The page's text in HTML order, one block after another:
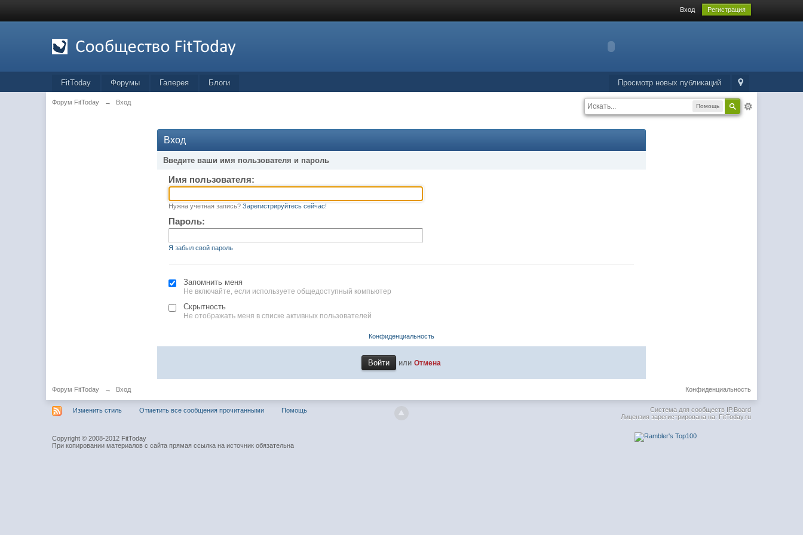
Вход Регистрация
Просмотр новых публикаций
FitToday Форумы Галерея Блоги
Форум FitToday → Вход
Помощь
Вход
Введите ваши имя пользователя и пароль
Имя пользователя:
Нужна учетная запись? Зарегистрируйтесь сейчас!
Пароль:
Я забыл свой пароль
Запомнить меня
Не включайте, если используете общедоступный компьютер
Скрытность
Не отображать меня в списке активных пользователей
Конфиденциальность
илиОтмена
Форум FitToday → Вход Конфиденциальность
Изменить стиль Отметить все сообщения прочитанными Помощь Система для сообществ IP.Board
Лицензия зарегистрирована на: FitToday.ru
Copyright © 2008-2012 FitToday
При копировании материалов с сайта прямая ссылка на источник обязательна